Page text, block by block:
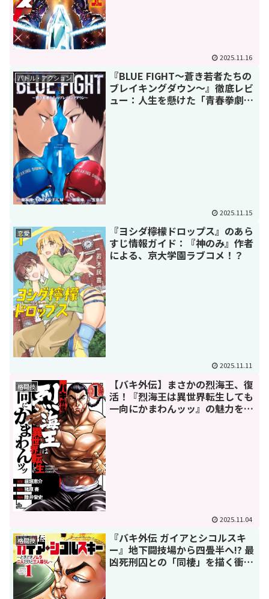
2025.11.16
バトル・アクション
『BLUE FIGHT～蒼き若者たちの
ブレイキングダウン～』徹底レビ
ュー：人生を懸けた「青春拳劇」
2025.11.15
恋愛
『ヨシダ檸檬ドロップス』のあら
すじ情報ガイド：『神のみ』作者
による、京大学園ラブコメ！？
2025.11.11
格闘技
【バキ外伝】まさかの烈海王、復
活！『烈海王は異世界転生しても
一向にかまわんッッ』の魅力を徹
2025.11.04
格闘技
『バキ外伝 ガイアとシコルスキ
ー』地下闘技場から四畳半へ!? 最
凶死刑囚との「同棲」を描く衝撃